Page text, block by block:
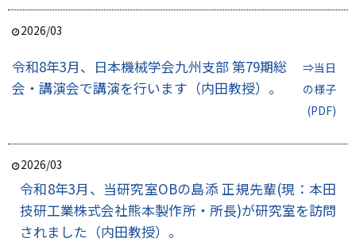
2026/03
令和8年3月、日本機械学会九州支部 第79期総
会・講演会で講演を行います（内田教授）。
⇒当日
の様子
(PDF)
2026/03
令和8年3月、当研究室OBの島添 正規先輩(現：本田
技研工業株式会社熊本製作所・所長)が研究室を訪問
されました（内田教授）。